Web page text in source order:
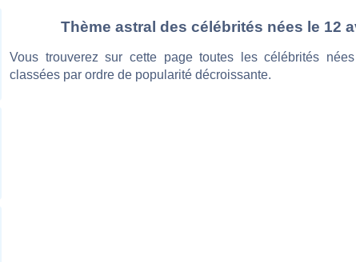
Thème astral des célébrités nées le 12
Vous trouverez sur cette page toutes les célébrités
classées par ordre de popularité décroissante.